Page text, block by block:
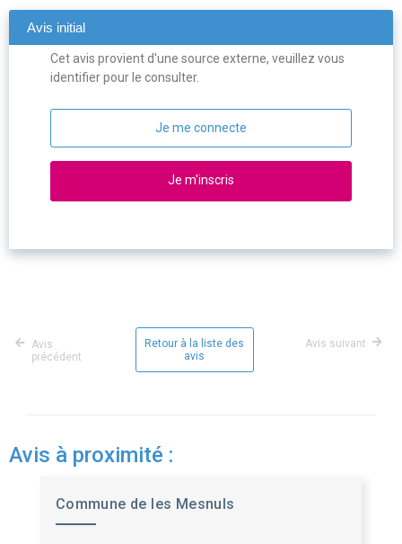
Avis initial
Cet avis provient d'une source externe, veuillez vous
identifier pour le consulter.
Je me connecte
Je m'inscris
Avis
précédent
Retour à la liste des
avis
Avis suivant
Avis à proximité :
Commune de les Mesnuls